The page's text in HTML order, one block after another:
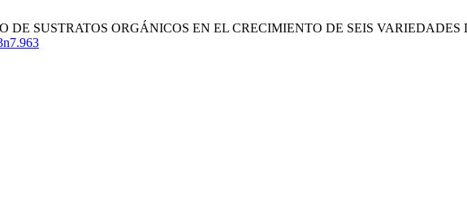
DE SUSTRATOS ORGÁNICOS EN EL CRECIMIENTO DE SEIS